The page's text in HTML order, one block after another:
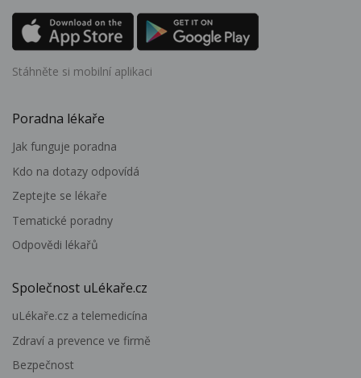
Stáhněte si mobilní aplikaci
Poradna lékaře
Jak funguje poradna
Kdo na dotazy odpovídá
Zeptejte se lékaře
Tematické poradny
Odpovědi lékařů
Společnost uLékaře.cz
uLékaře.cz a telemedicína
Zdraví a prevence ve firmě
Bezpečnost